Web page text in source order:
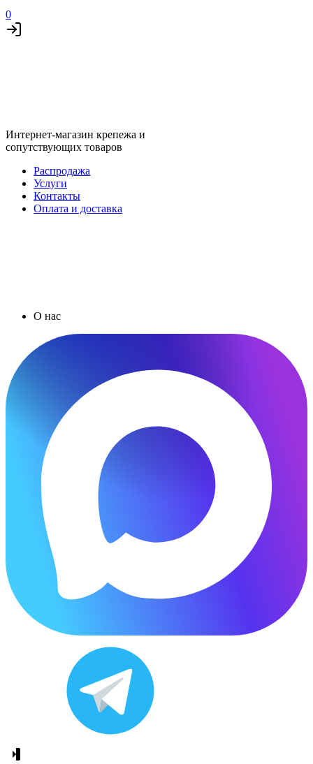
0
Интернет-магазин крепежа и
сопутствующих товаров
Распродажа
Услуги
Контакты
Оплата и доставка
О нас